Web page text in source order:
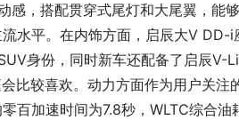
感，搭配贯穿式尾灯和大尾翼，能
水平。在内饰方面，启辰大V DD-i
身份，同时新车还配备了启辰V-
比较喜欢。动力方面作为用户关注
百加速时间为7.8秒，WLTC综合油